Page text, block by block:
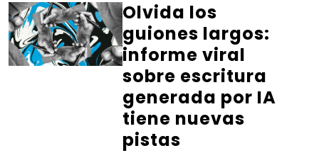
Olvida los
guiones largos:
informe viral
sobre escritura
generada por IA
tiene nuevas
pistas